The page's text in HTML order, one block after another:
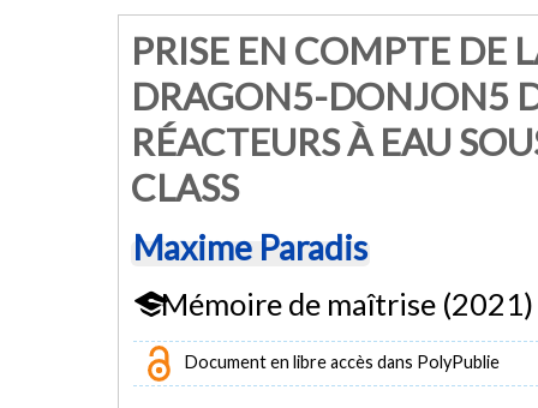
PRISE EN COMPTE DE
DRAGON5-DONJON5
RÉACTEURS À EAU
CLASS
Maxime Paradis
Mémoire de maîtrise (2021)
Document en libre accès dans PolyPublie